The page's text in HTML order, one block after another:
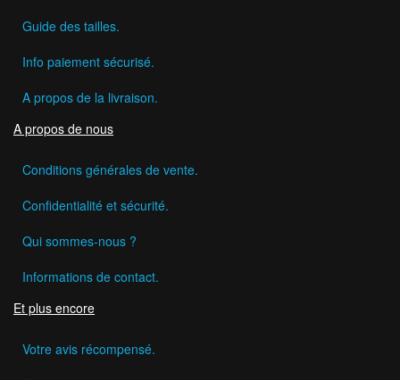
Guide des tailles.
Info paiement sécurisé.
A propos de la livraison.
A propos de nous
Conditions générales de vente.
Confidentialité et sécurité.
Qui sommes-nous ?
Informations de contact.
Et plus encore
Votre avis récompensé.